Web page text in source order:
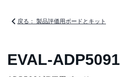
戻る： 製品評価用ボードとキット
EVAL-ADP5091